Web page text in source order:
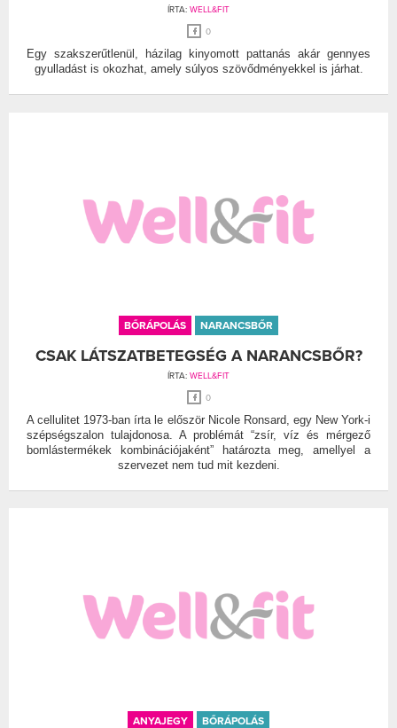
ÍRTA: WELL&FIT
0
Egy szakszerűtlenül, házilag kinyomott pattanás akár gennyes
gyulladást is okozhat, amely súlyos szövődményekkel is járhat.
BŐRÁPOLÁS NARANCSBŐR
CSAK LÁTSZATBETEGSÉG A NARANCSBŐR?
ÍRTA: WELL&FIT
0
A cellulitet 1973-ban írta le először Nicole Ronsard, egy New York-i
szépségszalon tulajdonosa. A problémát “zsír, víz és mérgező
bomlástermékek kombinációjaként” határozta meg, amellyel a
szervezet nem tud mit kezdeni.
ANYAJEGY BŐRÁPOLÁS